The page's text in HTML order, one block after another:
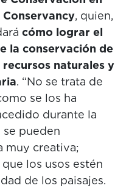
, quien,
cómo lograr el
la conservación de
naturales y
. “No se trata de
se los ha
durante la
se pueden
muy creativa;
los usos estén
de los paisajes.